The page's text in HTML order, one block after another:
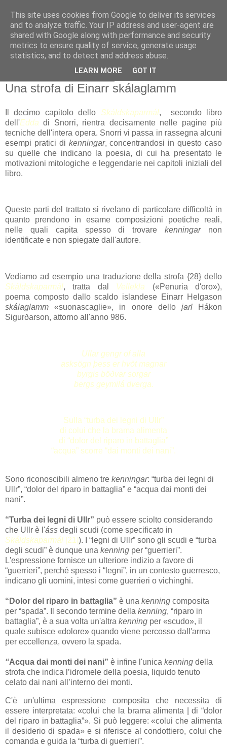
Gangleri - Il blog del
Progetto Bifröst
Una strofa di Einarr skálaglamm
Il decimo capitolo dello Skáldskaparmál, secondo libro
dell'Edda di Snorri, rientra decisamente nelle pagine più
tecniche dell'intera opera. Snorri vi passa in rassegna alcuni
esempi pratici di kenningar, concentrandosi in questo caso
su quelle che indicano la poesia, di cui ha presentato le
motivazioni mitologiche e leggendarie nei capitoli iniziali del
libro.
Queste parti del trattato si rivelano di particolare difficoltà in
quanto prendono in esame composizioni poetiche reali,
nelle quali capita spesso di trovarekenningar non
identificate e non spiegate dall'autore.
Vediamo ad esempio una traduzione della strofa {28} dello
Skáldskaparmál, tratta dal Vellekla («Penuria d'oro»),
poema composto dallo scaldo islandese Einarr Helgason
skálaglamm«suonascaglie», in onore dello jarl
Hákon
Sigurðarson, attorno all'anno 986.
Ullar gengr of alla
asksögn þess er hvöt magnar
byrgis böðvar sorgar
bergs geymilá dverga.
Sulla “turba dei legni di Ullr”
di colui che la brama alimenta
di “dolor del riparo in battaglia”
“acqua” scorre “dai monti dei nani”.
Sono riconoscibili almeno tre kenningar: “turba dei legni di
Ullr”, “dolor del riparo in battaglia” e “acqua dai monti dei
nani”.
“Turba dei legni di Ullr” può essere sciolto considerando
che Ullr è l'áss degli scudi (come specificato in
Skáldskaparmál [21]). I “legni di Ullr” sono gli scudi e “turba
degli scudi” è dunque una kenning per “guerrieri”.
L'espressione fornisce un ulteriore indizio a favore di
“guerrieri”, perché spesso i “legni”, in un contesto guerresco,
indicano gli uomini, intesi come guerrieri o vichinghi.
“Dolor del riparo in battaglia” è una kenning composita
per “spada”. Il secondo termine della kenning, “riparo in
battaglia”, è a sua volta un'altra kenning per «scudo», il
quale subisce «dolore» quando viene percosso dall'arma
per eccellenza, ovvero la spada.
“Acqua dai monti dei nani” è infine l'unica kenning della
strofa che indica l’idromele della poesia, liquido tenuto
celato dai nani all’interno dei monti.
C'è un'ultima espressione composita che necessita di
essere interpretata: «colui che la brama alimenta | di “dolor
del riparo in battaglia”». Si può leggere: «colui che alimenta
il desiderio di spada» e si riferisce al condottiero, colui che
comanda e guida la “turba di guerrieri”.
This site uses cookies from Google to deliver its services
and to analyze traffic. Your IP address and user-agent are
shared with Google along with performance and security
metrics to ensure quality of service, generate usage
statistics, and to detect and address abuse.
LEARN MORE GOT IT